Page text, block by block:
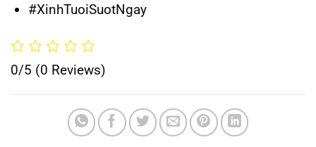
#XinhTuoiSuotNgay
0/5 (0 Reviews)